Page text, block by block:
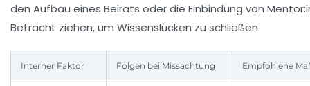
den Aufbau eines Beirats oder die Einbindung von
Betracht ziehen, um Wissenslücken zu schließen.
Interner Faktor Folgen bei Missachtung Empfohlene